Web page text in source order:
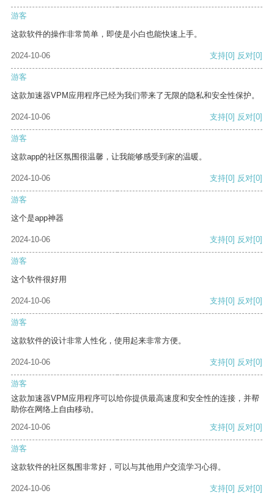
游客
这款软件的操作非常简单，即使是小白也能快速上手。
2024-10-06 支持[0] 反对[0]
游客
这款加速器VPM应用程序已经为我们带来了无限的隐私和安全性保护。
2024-10-06 支持[0] 反对[0]
游客
这款app的社区氛围很温馨，让我能够感受到家的温暖。
2024-10-06 支持[0] 反对[0]
游客
这个是app神器
2024-10-06 支持[0] 反对[0]
游客
这个软件很好用
2024-10-06 支持[0] 反对[0]
游客
这款软件的设计非常人性化，使用起来非常方便。
2024-10-06 支持[0] 反对[0]
游客
这款加速器VPM应用程序可以给你提供最高速度和安全性的连接，并帮
助你在网络上自由移动。
2024-10-06
支持[0] 反对[0]
游客
这款软件的社区氛围非常好，可以与其他用户交流学习心得。
2024-10-06 支持[0] 反对[0]